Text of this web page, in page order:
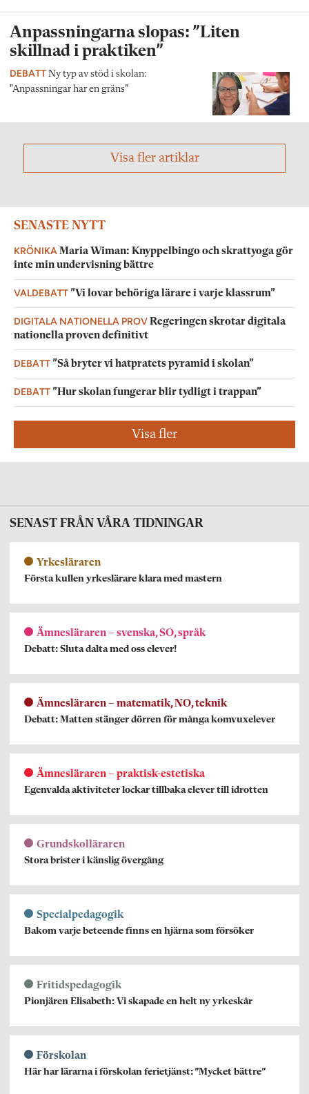
Anpassningarna slopas: ”Liten
skillnad i praktiken”
DEBATT Ny typ av stöd i skolan:
"Anpassningar har en gräns”
Visa fler artiklar
SENASTE NYTT
KRÖNIKA Maria Wiman: Knyppelbingo och skrattyoga gör
inte min undervisning bättre
VALDEBATT”Vi lovar behöriga lärare i varje klassrum”
DIGITALA NATIONELLA PROVRegeringen skrotar digitala
nationella proven definitivt
DEBATT”Så bryter vi hatpratets pyramid i skolan”
DEBATT”Hur skolan fungerar blir tydligt i trappan”
Visa fler
SENAST FRÅN VÅRA TIDNINGAR
Yrkesläraren
Första kullen yrkeslärare klara med mastern
Ämnesläraren – svenska, SO, språk
Debatt: Sluta dalta med oss elever!
Ämnesläraren – matematik, NO, teknik
Debatt: Matten stänger dörren för många komvuxelever
Ämnesläraren – praktisk-estetiska
Egenvalda aktiviteter lockar tillbaka elever till idrotten
Grundskolläraren
Stora brister i känslig övergång
Specialpedagogik
Bakom varje beteende finns en hjärna som försöker
Fritidspedagogik
Pionjären Elisabeth: Vi skapade en helt ny yrkeskår
Förskolan
Här har lärarna i förskolan ferietjänst: ”Mycket bättre”